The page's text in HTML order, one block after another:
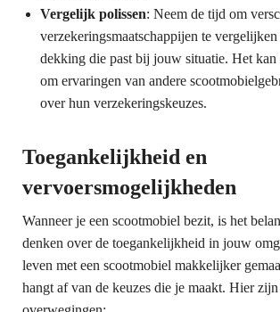
Vergelijk polissen: Neem de tijd om
verzekeringsmaatschappijen te vergelijken
dekking die past bij jouw situatie. Het
om ervaringen van andere
over hun verzekeringskeuzes.
Toegankelijkheid en
vervoersmogelijkheden
Wanneer je een scootmobiel bezit, is het
denken over de toegankelijkheid in jouw
leven met een scootmobiel makkelijker
hangt af van de keuzes die je maakt. Hier